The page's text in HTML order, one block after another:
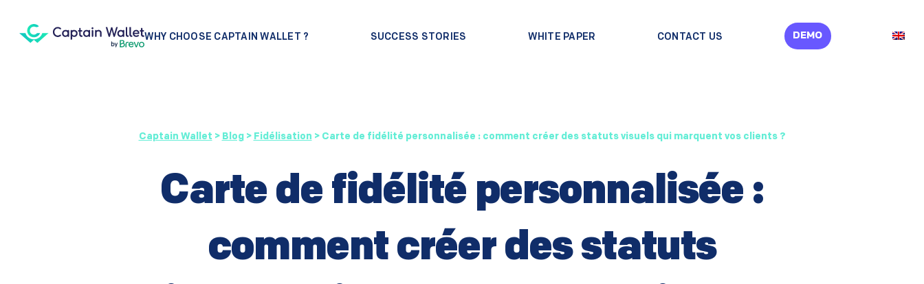
WHY CHOOSE CAPTAIN WALLET ? SUCCESS STORIES WHITE PAPER CONTACT US DEMO
Captain Wallet > Blog> Fidélisation > Carte de fidélité personnalisée : comment créer des statuts visuels qui marquent vos clients ?
Carte de fidélité personnalisée :
comment créer des statuts